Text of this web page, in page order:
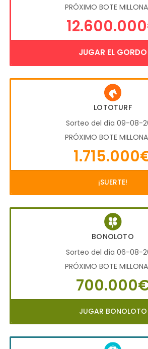
PRÓXIMO BOTE
JUGAR EL GORDO
LOTOTURF
Sorteo del día 09-08-
PRÓXIMO BOTE
¡SUERTE!
BONOLOTO
Sorteo del día 06-08-
PRÓXIMO BOTE
JUGAR BONOLOTO